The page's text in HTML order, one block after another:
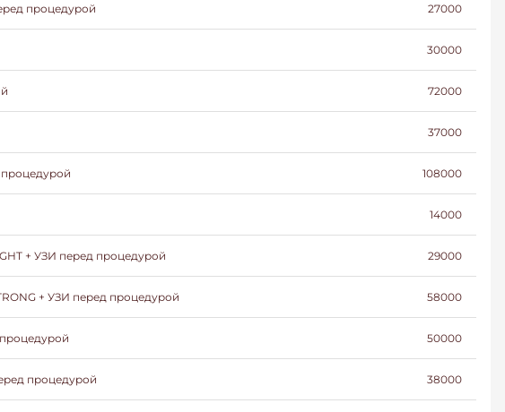
процедурой 27000
30000
72000
37000
108000
14000
+ УЗИ перед процедурой 29000
+ УЗИ перед процедурой 58000
50000
процедурой 38000